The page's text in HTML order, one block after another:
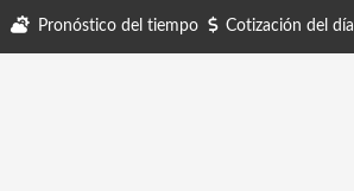
Pronóstico del tiempo Cotización del día